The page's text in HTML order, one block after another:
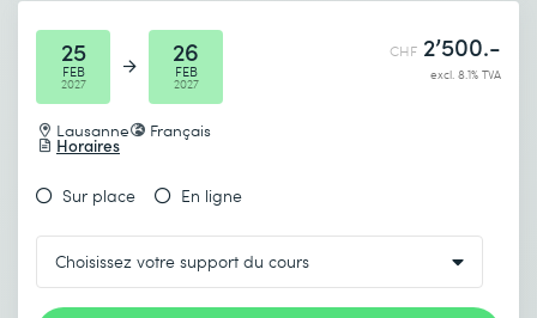
25
FEB
2027
26
FEB
2027
Lausanne Français
Horaires
CHF 2’500.-
excl. 8.1% TVA
Sur place En ligne